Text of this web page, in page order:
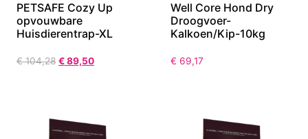
PETSAFE Cozy Up
opvouwbare
Huisdierentrap-XL
€104,28 €89,50
Well Core Hond Dry
Droogvoer-
Kalkoen/Kip-10kg
€ 69,17